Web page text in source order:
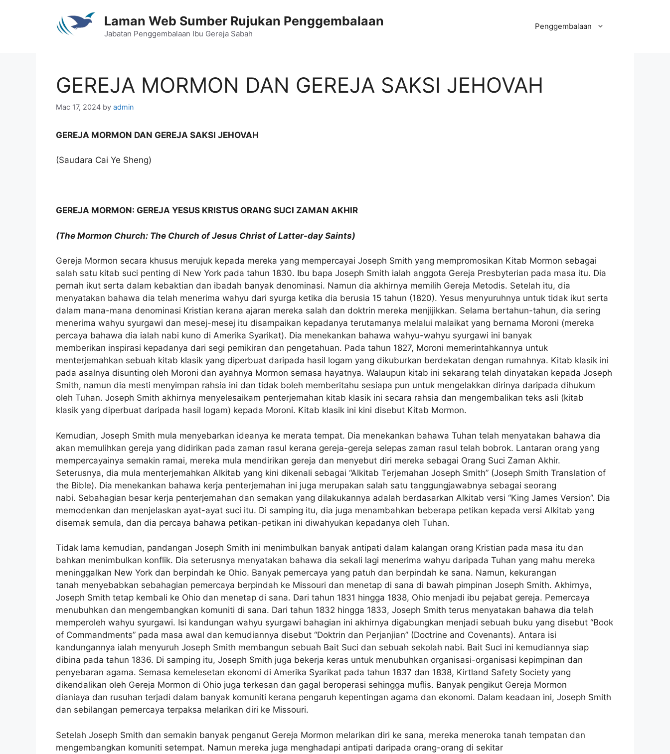
Laman Web Sumber Rujukan Penggembalaan
Jabatan Penggembalaan Ibu Gereja Sabah
Penggembalaan
GEREJA MORMON DAN GEREJA SAKSI JEHOVAH
Mac 17, 2024 by admin
GEREJA MORMON DAN GEREJA SAKSI JEHOVAH
(Saudara Cai Ye Sheng)
GEREJA MORMON: GEREJA YESUS KRISTUS ORANG SUCI ZAMAN AKHIR
(The Mormon Church: The Church of Jesus Christ of Latter-day Saints)
Gereja Mormon secara khusus merujuk kepada mereka yang mempercayai Joseph Smith yang mempromosikan Kitab Mormon sebagai
salah satu kitab suci penting di New York pada tahun 1830. Ibu bapa Joseph Smith ialah anggota Gereja Presbyterian pada masa itu. Dia
pernah ikut serta dalam kebaktian dan ibadah banyak denominasi. Namun dia akhirnya memilih Gereja Metodis. Setelah itu, dia
menyatakan bahawa dia telah menerima wahyu dari syurga ketika dia berusia 15 tahun (1820). Yesus menyuruhnya untuk tidak ikut serta
dalam mana-mana denominasi Kristian kerana ajaran mereka salah dan doktrin mereka menjijikkan. Selama bertahun-tahun, dia sering
menerima wahyu syurgawi dan mesej-mesej itu disampaikan kepadanya terutamanya melalui malaikat yang bernama Moroni (mereka
percaya bahawa dia ialah nabi kuno di Amerika Syarikat). Dia menekankan bahawa wahyu-wahyu syurgawi ini banyak
memberikan inspirasi kepadanya dari segi pemikiran dan pengetahuan. Pada tahun 1827, Moroni memerintahkannya untuk
menterjemahkan sebuah kitab klasik yang diperbuat daripada hasil logam yang dikuburkan berdekatan dengan rumahnya. Kitab klasik ini
pada asalnya disunting oleh Moroni dan ayahnya Mormon semasa hayatnya. Walaupun kitab ini sekarang telah dinyatakan kepada Joseph
Smith, namun dia mesti menyimpan rahsia ini dan tidak boleh memberitahu sesiapa pun untuk mengelakkan dirinya daripada dihukum
oleh Tuhan. Joseph Smith akhirnya menyelesaikam penterjemahan kitab klasik ini secara rahsia dan mengembalikan teks asli (kitab
klasik yang diperbuat daripada hasil logam) kepada Moroni. Kitab klasik ini kini disebut Kitab Mormon.
Kemudian, Joseph Smith mula menyebarkan ideanya ke merata tempat. Dia menekankan bahawa Tuhan telah menyatakan bahawa dia
akan memulihkan gereja yang didirikan pada zaman rasul kerana gereja-gereja selepas zaman rasul telah bobrok. Lantaran orang yang
mempercayainya semakin ramai, mereka mula mendirikan gereja dan menyebut diri mereka sebagai Orang Suci Zaman Akhir.
Seterusnya, dia mula menterjemahkan Alkitab yang kini dikenali sebagai “Alkitab Terjemahan Joseph Smith” (Joseph Smith Translation of
the Bible). Dia menekankan bahawa kerja penterjemahan ini juga merupakan salah satu tanggungjawabnya sebagai seorang
nabi. Sebahagian besar kerja penterjemahan dan semakan yang dilakukannya adalah berdasarkan Alkitab versi “King James Version”. Dia
memodenkan dan menjelaskan ayat-ayat suci itu. Di samping itu, dia juga menambahkan beberapa petikan kepada versi Alkitab yang
disemak semula, dan dia percaya bahawa petikan-petikan ini diwahyukan kepadanya oleh Tuhan.
Tidak lama kemudian, pandangan Joseph Smith ini menimbulkan banyak antipati dalam kalangan orang Kristian pada masa itu dan
bahkan menimbulkan konflik. Dia seterusnya menyatakan bahawa dia sekali lagi menerima wahyu daripada Tuhan yang mahu mereka
meninggalkan New York dan berpindah ke Ohio. Banyak pemercaya yang patuh dan berpindah ke sana. Namun, kekurangan
tanah menyebabkan sebahagian pemercaya berpindah ke Missouri dan menetap di sana di bawah pimpinan Joseph Smith. Akhirnya,
Joseph Smith tetap kembali ke Ohio dan menetap di sana. Dari tahun 1831 hingga 1838, Ohio menjadi ibu pejabat gereja. Pemercaya
menubuhkan dan mengembangkan komuniti di sana. Dari tahun 1832 hingga 1833, Joseph Smith terus menyatakan bahawa dia telah
memperoleh wahyu syurgawi. Isi kandungan wahyu syurgawi bahagian ini akhirnya digabungkan menjadi sebuah buku yang disebut “Book
of Commandments” pada masa awal dan kemudiannya disebut “Doktrin dan Perjanjian” (Doctrine and Covenants). Antara isi
kandungannya ialah menyuruh Joseph Smith membangun sebuah Bait Suci dan sebuah sekolah nabi. Bait Suci ini kemudiannya siap
dibina pada tahun 1836. Di samping itu, Joseph Smith juga bekerja keras untuk menubuhkan organisasi-organisasi kepimpinan dan
penyebaran agama. Semasa kemelesetan ekonomi di Amerika Syarikat pada tahun 1837 dan 1838, Kirtland Safety Society yang
dikendalikan oleh Gereja Mormon di Ohio juga terkesan dan gagal beroperasi sehingga muflis. Banyak pengikut Gereja Mormon
dianiaya dan rusuhan terjadi dalam banyak komuniti kerana pengaruh kepentingan agama dan ekonomi. Dalam keadaan ini, Joseph Smith
dan sebilangan pemercaya terpaksa melarikan diri ke Missouri.
Setelah Joseph Smith dan semakin banyak penganut Gereja Mormon melarikan diri ke sana, mereka meneroka tanah tempatan dan
mengembangkan komuniti setempat. Namun mereka juga menghadapi antipati daripada orang-orang di sekitar